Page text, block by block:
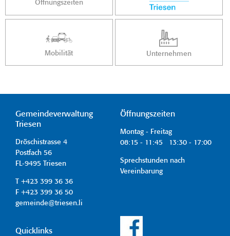
Öffnungszeiten
Mobilität Unternehmen
Gemeindeverwaltung
Triesen
Dröschistrasse 4
Postfach 56
FL-9495 Triesen
T +423 399 36 36
F +423 399 36 50
gemeinde@triesen.li
Öffnungszeiten
Montag - Freitag
08:15 - 11:45 13:30 - 17:00
Sprechstunden nach
Vereinbarung
Quicklinks